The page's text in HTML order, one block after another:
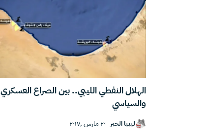
الهلال النفطي الليبي.. بين الصراع العسكري
والسياسي
ليبيا الخبر ٢٠ مارس ,٢٠١٧